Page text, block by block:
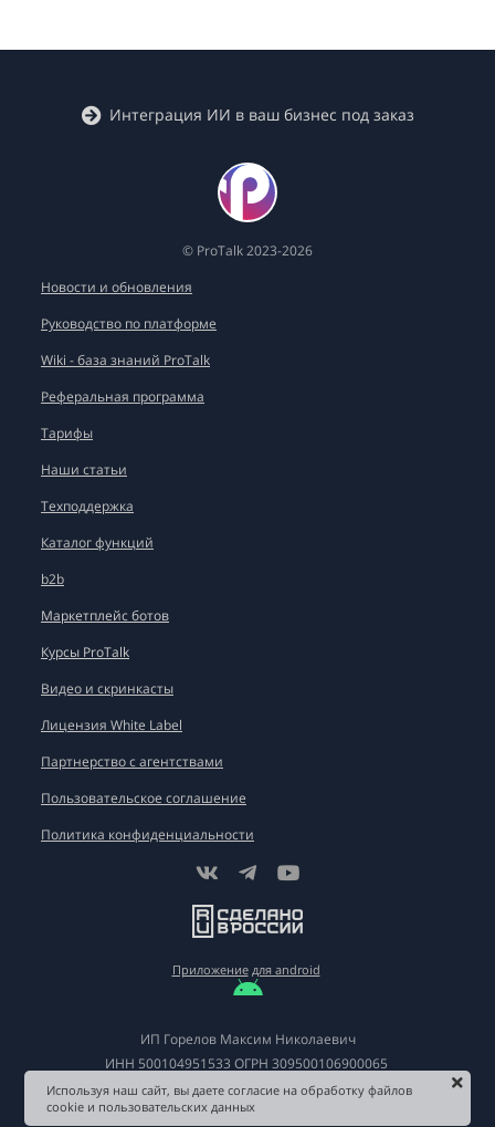
Интеграция ИИ в ваш бизнес под заказ
© ProTalk 2023-2026
Новости и обновления
Руководство по платформе
Wiki - база знаний ProTalk
Реферальная программа
Тарифы
Наши статьи
Техподдержка
Каталог функций
b2b
Маркетплейс ботов
Курсы ProTalk
Видео и скринкасты
Лицензия White Label
Партнерство с агентствами
Пользовательское соглашение
Политика конфиденциальности
Приложение для android
ИП Горелов Максим Николаевич
ИНН 500104951533 ОГРН 309500106900065
Используя наш сайт, вы даете согласие на обработку файлов
cookie и пользовательских данных